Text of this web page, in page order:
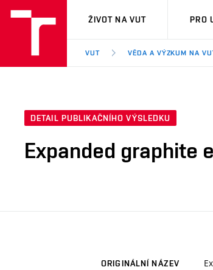
VUT
ŽIVOT NA VUT PRO
VUT VĚDA A VÝZKUM NA
DETAIL PUBLIKAČNÍHO VÝSLEDKU
Expanded graphite
ORIGINÁLNÍ NÁZEV